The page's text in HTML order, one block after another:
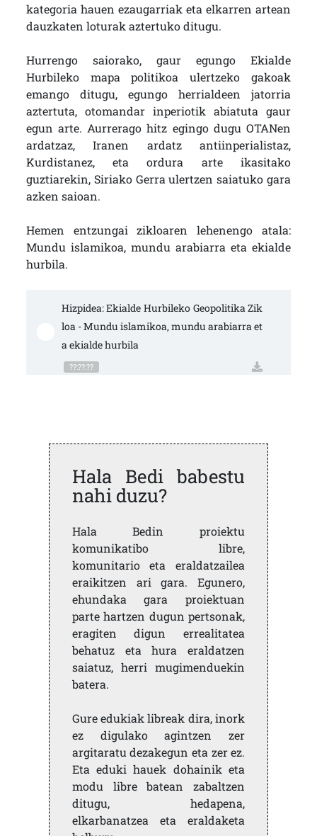
kategoria hauen ezaugarriak eta elkarren artean
dauzkaten loturak aztertuko ditugu.
Hurrengo saiorako, gaur egungo Ekialde
Hurbileko mapa politikoa ulertzeko gakoak
emango ditugu, egungo herrialdeen jatorria
aztertuta, otomandar inperiotik abiatuta gaur
egun arte. Aurrerago hitz egingo dugu OTANen
ardatzaz, Iranen ardatz antiinperialistaz,
Kurdistanez, eta ordura arte ikasitako
guztiarekin, Siriako Gerra ulertzen saiatuko gara
azken saioan.
Hemen entzungai zikloaren lehenengo atala:
Mundu islamikoa, mundu arabiarra eta ekialde
hurbila.
Hizpidea: Ekialde Hurbileko Geopolitika Zik
loa - Mundu islamikoa, mundu arabiarra et
a ekialde hurbila
??:??:??
Hala Bedi babestu
nahi duzu?
Hala Bedin proiektu
komunikatibo libre,
komunitario eta eraldatzailea
eraikitzen ari gara. Egunero,
ehundaka gara proiektuan
parte hartzen dugun pertsonak,
eragiten digun errealitatea
behatuz eta hura eraldatzen
saiatuz, herri mugimenduekin
batera.
Gure edukiak libreak dira, inork
ez digulako agintzen zer
argitaratu dezakegun eta zer ez.
Eta eduki hauek dohainik eta
modu libre batean zabaltzen
ditugu, hedapena,
elkarbanatzea eta eraldaketa